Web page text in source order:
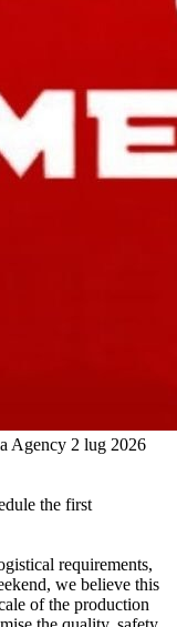
Agency 2 lug 2026
the first
requirements,
we believe this
of the production